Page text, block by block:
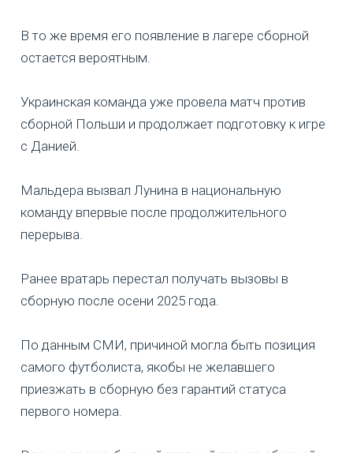
В то же время его появление в лагере сборной
остается вероятным.
Украинская команда уже провела матч против
сборной Польши и продолжает подготовку к игре
с Данией.
Мальдера вызвал Лунина в национальную
команду впервые после продолжительного
перерыва.
Ранее вратарь перестал получать вызовы в
сборную после осени 2025 года.
По данным СМИ, причиной могла быть позиция
самого футболиста, якобы не желавшего
приезжать в сборную без гарантий статуса
первого номера.